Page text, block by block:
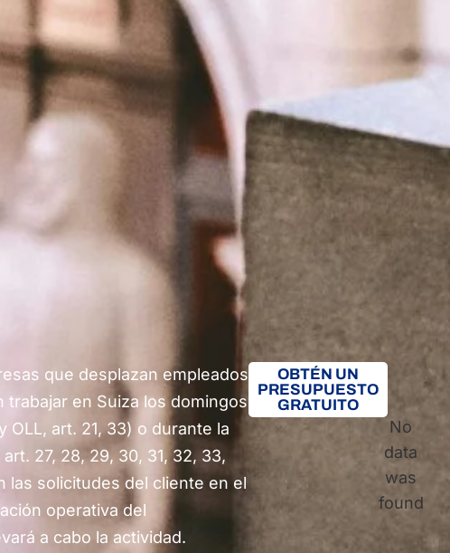
que desplazan empleados
en Suiza los domingos
OLL, art. 21, 33) o durante la
art. 27, 28, 29, 30, 31, 32, 33,
las solicitudes del cliente en el
operativa del
a cabo la actividad.
OBTÉN UN
PRESUPUESTO
GRATUITO
No
data
was
found